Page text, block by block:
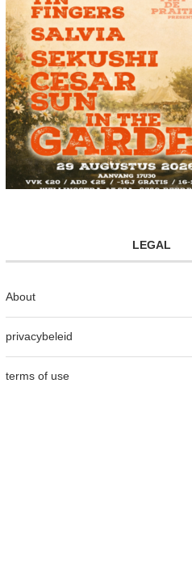
LEGAL
About
privacybeleid
terms of use